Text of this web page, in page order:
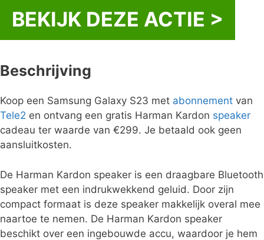
BEKIJK DEZE ACTIE >
Beschrijving
Koop een Samsung Galaxy S23 met abonnement van
Tele2 en ontvang een gratis Harman Kardon speaker
cadeau ter waarde van €299. Je betaald ook geen
aansluitkosten.
De Harman Kardon speaker is een draagbare Bluetooth
speaker met een indrukwekkend geluid. Door zijn
compact formaat is deze speaker makkelijk overal mee
naartoe te nemen. De Harman Kardon speaker
beschikt over een ingebouwde accu, waardoor je hem